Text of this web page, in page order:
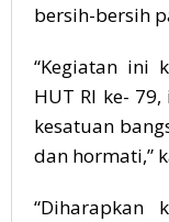
bersih-bersih
“Kegiatan ini
HUT RI ke-
kesatuan
dan hormati,”
“Diharapkan